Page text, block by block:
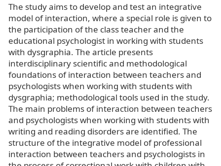
The study aims to develop and test an integrative
model of interaction, where a special role is given to
the participation of the class teacher and the
educational psychologist in working with students
with dysgraphia. The article presents
interdisciplinary scientific and methodological
foundations of interaction between teachers and
psychologists when working with students with
dysgraphia; methodological tools used in the study.
The main problems of interaction between teachers
and psychologists when working with students with
writing and reading disorders are identified. The
structure of the integrative model of professional
interaction between teachers and psychologists in